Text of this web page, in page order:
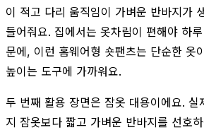
이 적고 다리 움직임이 가벼운 반바지가
들어줘요. 집에서는 옷차림이 편해야 하
문에, 이런 홈웨어형 숏팬츠는 단순한 옷
높이는 도구에 가까워요.
두 번째 활용 장면은 잠옷 대용이에요.
지 잠옷보다 짧고 가벼운 반바지를 선호